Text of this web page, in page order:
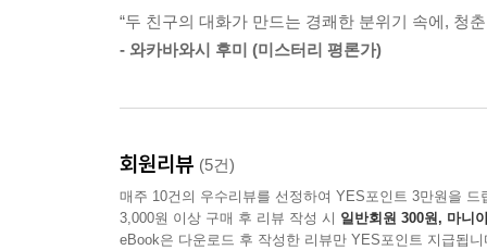
내면에는 말하지 못한 내밀한 사연과, 무언가를
뜨거운 진심이 밝혀지는 순간, 독자들은 ‘책갈피’
‘고전부’ 시리즈의 시작인 『빙과』로 데뷔한
입증해왔다. 『인사이트 밀』 같은 정통 본격 미
SF 설정을 빌린 묵직한 성장물을, 『개는 어디
미스터리의 다양한 세부 장르를 한층 더 자유롭게
“두 친구의 대화가 만드는 경쾌한 분위기 속에, 청
- 와카바와시 후미 (미스터리 평론가)
회원리뷰 (5건)
매주 10건의 우수리뷰를 선정하여 YES포인트 3만원을 드
3,000원 이상 구매 후 리뷰 작성 시 일반회원 300원, 마니
eBook은 다운로드 후 작성한 리뷰만 YES포인트 지급됩니